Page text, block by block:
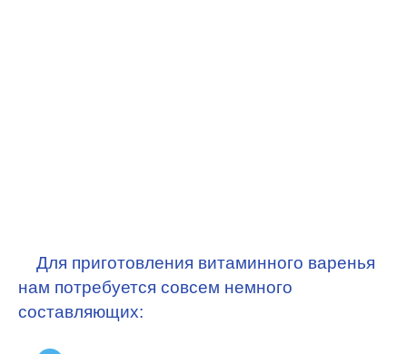
Для приготовления витаминного варенья
нам потребуется совсем немного
составляющих: